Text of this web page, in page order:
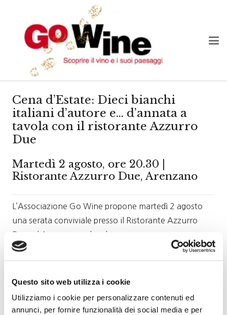
Questo sito web utilizza i cookie
Utilizziamo i cookie per personalizzare contenuti ed
annunci, per fornire funzionalità dei social media e per
Cena d’Estate: Dieci bianchi
italiani d’autore e… d’annata a
tavola con il ristorante Azzurro
Due
Martedì 2 agosto, ore 20.30 |
Ristorante Azzurro Due, Arenzano
L’Associazione Go Wine propone martedì 2 agosto
una serata conviviale presso il Ristorante Azzurro
Due ad Arenzano, a bordo mare.
Un appuntamento giunto alla decima edizione, con
un tema che rinnova una formula già sperimentata:
tempo…) da conoscere e degustare, e un menu